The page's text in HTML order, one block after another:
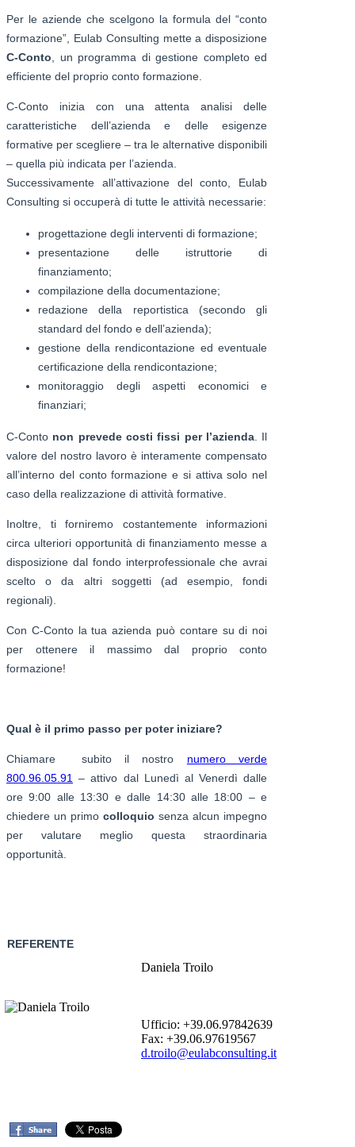
Per le aziende che scelgono la formula del “conto
formazione”, Eulab Consulting mette a disposizione
C-Conto , un programma di gestione completo ed
efficiente del proprio conto formazione.
C-Conto inizia con una attenta analisi delle
caratteristiche dell’azienda e delle esigenze
formative per scegliere – tra le alternative disponibili
– quella più indicata per l’azienda.
Successivamente all’attivazione del conto, Eulab
Consulting si occuperà di tutte le attività necessarie:
progettazione degli interventi di formazione;
presentazione delle istruttorie di
finanziamento;
compilazione della documentazione;
redazione della reportistica (secondo gli
standard del fondo e dell’azienda);
gestione della rendicontazione ed eventuale
certificazione della rendicontazione;
monitoraggio degli aspetti economici e
finanziari;
C-Conto non prevede costi fissi per l’azienda. Il
valore del nostro lavoro è interamente compensato
all’interno del conto formazione e si attiva solo nel
caso della realizzazione di attività formative.
Inoltre, ti forniremo costantemente informazioni
circa ulteriori opportunità di finanziamento messe a
disposizione dal fondo interprofessionale che avrai
scelto o da altri soggetti (ad esempio, fondi
regionali).
Con C-Conto la tua azienda può contare su di noi
per ottenere il massimo dal proprio conto
formazione!
Qual è il primo passo per poter iniziare?
Chiamare subito il nostro numero verde
800.96.05.91
– attivo dal Lunedì al Venerdì dalle
ore 9:00 alle 13:30 e dalle 14:30 alle 18:00 – e
chiedere un primocolloquio senza alcun impegno
per valutare meglio questa straordinaria
opportunità.
REFERENTE
Daniela Troilo
Ufficio: +39.06.97842639
Fax: +39.06.97619567
d.troilo@eulabconsulting.it